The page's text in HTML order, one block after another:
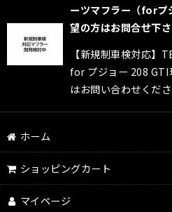
ーツマフラー（for
望の方はお問合せ下
【新規制車検対応】
for プジョー 208 GTI
はお問い合わせくださ
ホーム
ショッピングカート
マイページ